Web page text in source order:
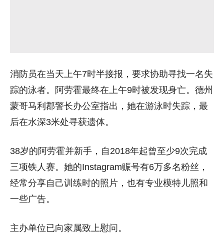
消防员在当天上午7时半接报，要求协助寻找一名失
踪的泳者。阿劳霍最终在上午9时被发现身亡。德州
蒙哥马利郡警长办公室指出，她在游泳时失踪，最
后在水深3米处寻获遗体。
38岁的阿劳霍并新手，自2018年起曾至少9次完成
三项铁人赛。她的Instagram赈号有6万多名粉丝，
经常分享自己训练时的照片，也有专业模特儿照和
一些广告。
主办单位已向家属致上慰问。